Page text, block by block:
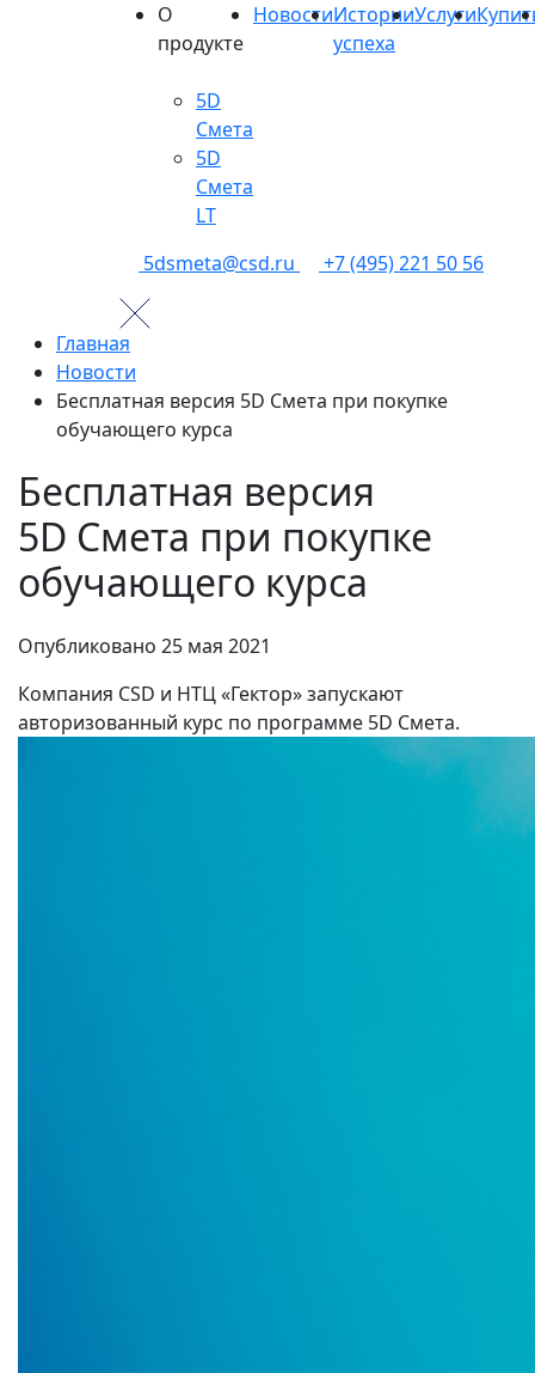
О
продукте
5D
Смета
5D
Смета
LT
НовостиИстории
успеха
Услуги
5dsmeta@csd.ru +7 (495) 221 50 56
Главная
Новости
Бесплатная версия 5D Смета при покупке
обучающего курса
Бесплатная версия
5D Смета при покупке
обучающего курса
Опубликовано 25 мая 2021
Компания СSD и НТЦ «Гектор» запускают
авторизованный курс по программе 5D Смета.